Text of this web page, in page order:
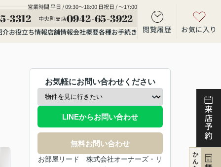
営業時間 平日 / 09:30～18:00 日祝日 / ～17:00
3312 中央町支店0942-65-3922
介お役立ち情報店舗情報会社概要各種お手続き 閲覧履歴 お気に入り
来店予約
お気軽にお問い合わせください
LINEからお問い合わせ
無料お問い合わせ
お部屋リード 株式会社オーナーズ・リ